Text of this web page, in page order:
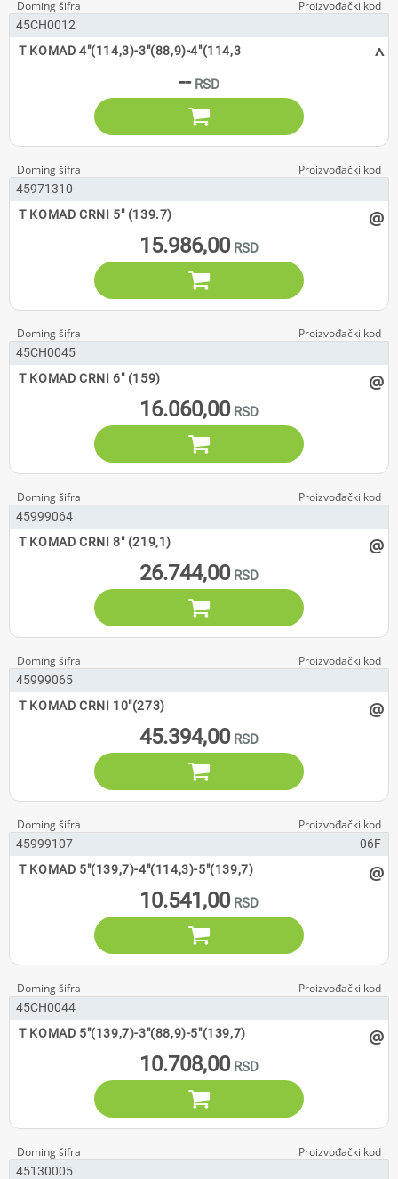
45CH0012
T KOMAD 4"(114,3)-3"(88,9)-4"(114,3
--
^

45971310
T KOMAD CRNI 5" (139.7)
15.986,00
@

45CH0045
T KOMAD CRNI 6" (159)
16.060,00
@

45999064
T KOMAD CRNI 8" (219,1)
26.744,00
@

45999065
T KOMAD CRNI 10"(273)
45.394,00
@

45999107
06F
T KOMAD 5"(139,7)-4"(114,3)-5"(139,7)
10.541,00
@

45CH0044
T KOMAD 5"(139,7)-3"(88,9)-5"(139,7)
10.708,00
@

45130005